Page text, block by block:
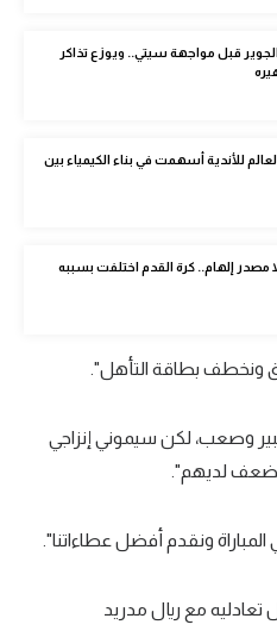
قبل مواجهة سيتي.. ويوزع تذاكر
للأندية أسهمت في بناء الكيمياء بين
مصدر إلهام.. كرة القدم اختلفت بسببه
ونخطف بطاقة التأهل".
وصعب، لكن سيموني إنزاجي
لديهم".
ونقدم أفضل عطاءاتنا".
إلى دور الـ16 بفضل تعادليه مع ريال مدريد